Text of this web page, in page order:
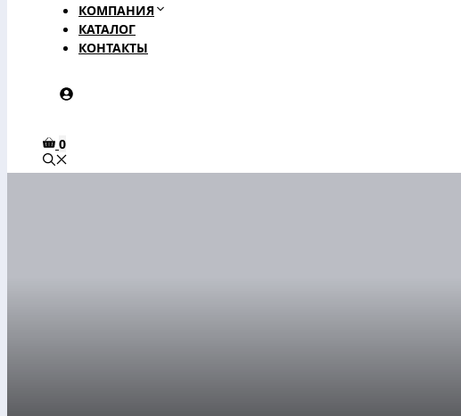
КОМПАНИЯ
КАТАЛОГ
КОНТАКТЫ
0